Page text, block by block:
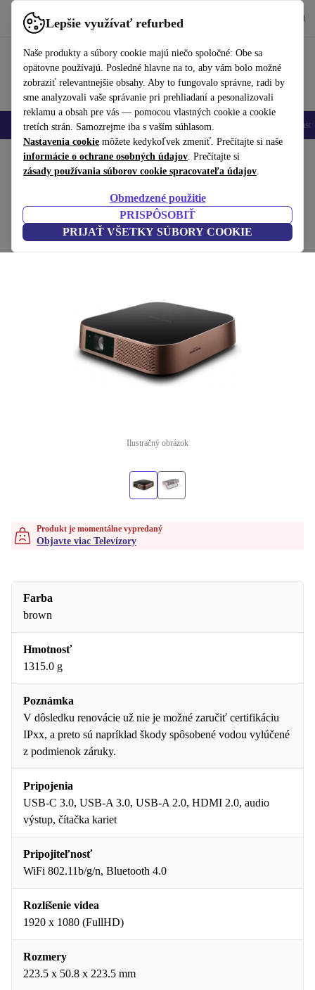
Lepšie využívať refurbed
Naše produkty a súbory cookie majú niečo spoločné: Obe sa
opätovne používajú. Posledné hlavne na to, aby vám bolo možné
zobraziť relevantnejšie obsahy. Aby to fungovalo správne, radi by
sme analyzovali vaše správanie pri prehliadaní a pesonalizovali
reklamu a obsah pre vás — pomocou vlastných cookie a cookie
tretích strán. Samozrejme iba s vaším súhlasom.
Nastavenia cookie môžete kedykoľvek zmeniť. Prečítajte si naše
informácie o ochrane osobných údajov. Prečítajte si
zásady používania súborov cookie spracovateľa údajov.
Obmedzené použitie
PRISPÔSOBIŤ
PRIJAŤ VŠETKY SÚBORY COOKIE
používať refurbed rýchlo a jednoducho
Mobilné telefóny Laptopy Tablety Inteligentné hodinky
Domov Produkty Televízory
ViewSonic M2
Hnedý
(Zbieranie recenzií)
Ilustračný obrázok
Produkt je momentálne vypredaný
Objavte viac Televízory
Farba
brown
Hmotnosť
1315.0 g
Poznámka
V dôsledku renovácie už nie je možné zaručiť certifikáciu
IPxx, a preto sú napríklad škody spôsobené vodou vylúčené
z podmienok záruky.
Pripojenia
USB-C 3.0, USB-A 3.0, USB-A 2.0, HDMI 2.0, audio
výstup, čítačka kariet
Pripojiteľnosť
WiFi 802.11b/g/n, Bluetooth 4.0
Rozlíšenie videa
1920 x 1080 (FullHD)
Rozmery
223.5 x 50.8 x 223.5 mm